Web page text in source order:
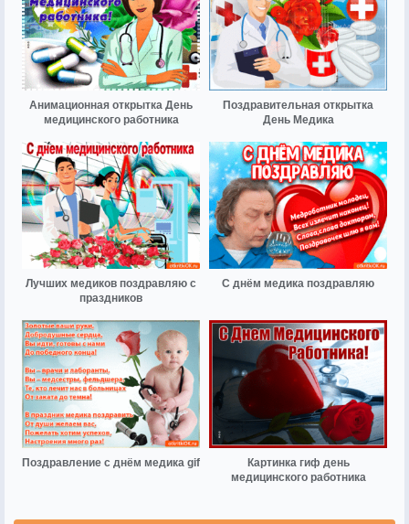
Анимационная открытка День
медицинского работника
Поздравительная открытка
День Медика
Лучших медиков поздравляю с
праздников
С днём медика поздравляю
Поздравление с днём медика gif
Картинка гиф день
медицинского работника